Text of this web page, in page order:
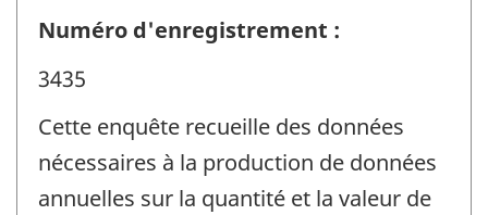
Numéro d'enregistrement :
3435
Cette enquête recueille des données
nécessaires à la production de données
annuelles sur la quantité et la valeur de